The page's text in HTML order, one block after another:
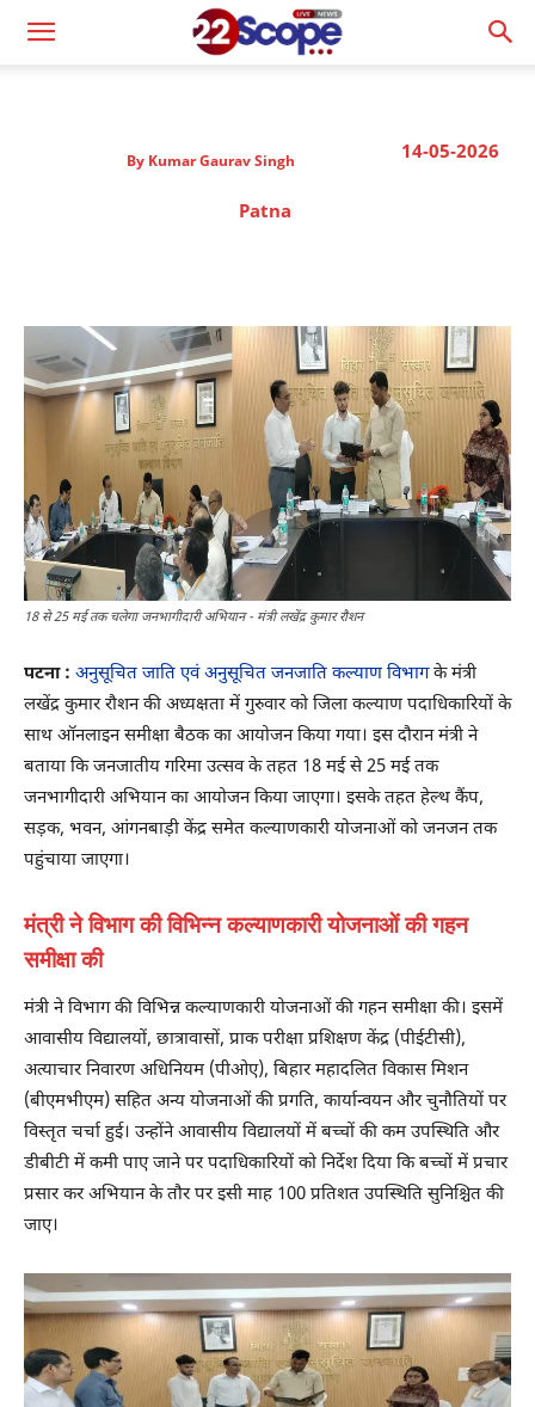
14-05-2026
By Kumar Gaurav Singh
Patna
18 से 25 मई तक चलेगा जनभागीदारी अभियान - मंत्री लखेंद्र कुमार रौशन
पटना : अनुसूचित जाति एवं अनुसूचित जनजाति कल्याण विभागके मंत्री
लखेंद्र कुमार रौशन की अध्यक्षता में गुरुवार को जिला कल्याण पदाधिकारियों के
साथ ऑनलाइन समीक्षा बैठक का आयोजन किया गया। इस दौरान मंत्री ने
बताया कि जनजातीय गरिमा उत्सव के तहत 18 मई से 25 मई तक
जनभागीदारी अभियान का आयोजन किया जाएगा। इसके तहत हेल्थ कैंप,
सड़क, भवन, आंगनबाड़ी केंद्र समेत कल्याणकारी योजनाओं को जनजन तक
पहुंचाया जाएगा।
मंत्री ने विभाग की विभिन्न कल्याणकारी योजनाओं की गहन
समीक्षा की
मंत्री ने विभाग की विभिन्न कल्याणकारी योजनाओं की गहन समीक्षा की। इसमें
आवासीय विद्यालयों, छात्रावासों, प्राक परीक्षा प्रशिक्षण केंद्र (पीईटीसी),
अत्याचार निवारण अधिनियम (पीओए), बिहार महादलित विकास मिशन
(बीएमभीएम) सहित अन्य योजनाओं की प्रगति, कार्यान्वयन और चुनौतियों पर
विस्तृत चर्चा हुई। उन्होंने आवासीय विद्यालयों में बच्चों की कम उपस्थिति और
डीबीटी में कमी पाए जाने पर पदाधिकारियों को निर्देश दिया कि बच्चों में प्रचार
प्रसार कर अभियान के तौर पर इसी माह 100 प्रतिशत उपस्थिति सुनिश्चित की
जाए।